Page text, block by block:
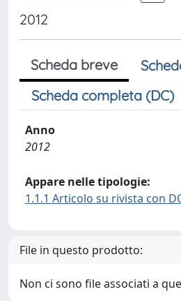
2012
Scheda breve
Scheda completa (DC)
Anno
2012
Appare nelle tipologie:
1.1.1 Articolo su rivista con
File in questo prodotto:
Non ci sono file associati a